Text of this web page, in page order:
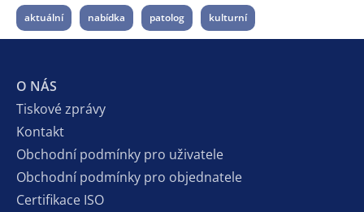
aktuální nabídka patolog kulturní
O NÁS
Tiskové zprávy
Kontakt
Obchodní podmínky pro uživatele
Obchodní podmínky pro objednatele
Certifikace ISO